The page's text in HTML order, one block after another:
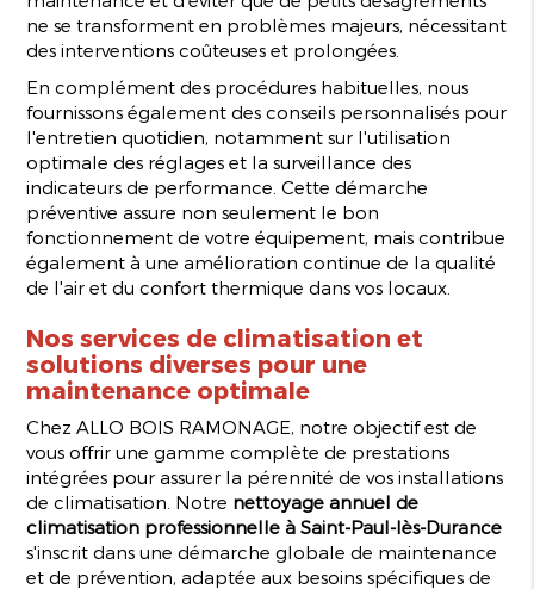
ne se transforment en problèmes majeurs, nécessitant
des interventions coûteuses et prolongées.
En complément des procédures habituelles, nous
fournissons également des conseils personnalisés pour
l'entretien quotidien, notamment sur l'utilisation
optimale des réglages et la surveillance des
indicateurs de performance. Cette démarche
préventive assure non seulement le bon
fonctionnement de votre équipement, mais contribue
également à une amélioration continue de la qualité
de l'air et du confort thermique dans vos locaux.
Nos services de climatisation et
solutions diverses pour une
maintenance optimale
Chez ALLO BOIS RAMONAGE, notre objectif est de
vous offrir une gamme complète de prestations
intégrées pour assurer la pérennité de vos installations
de climatisation. Notre nettoyage annuel de
climatisation professionnelle à Saint-Paul-lès-Durance
s'inscrit dans une démarche globale de maintenance
et de prévention, adaptée aux besoins spécifiques de